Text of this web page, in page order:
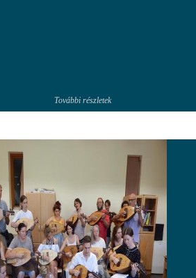
További részletek